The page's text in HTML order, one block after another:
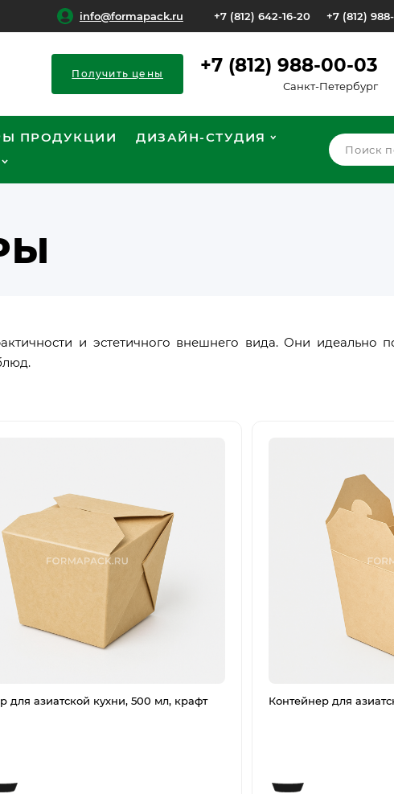
info@formapack.ru +7 (812) 642-16-20 +7 (812)
Получить цены +7 (812) 988-00-03
Санкт-Петербург
ПРОДУКЦИИ
ДИЗАЙН-СТУДИЯ
и эстетичного внешнего вида. Они идеально
для азиатской кухни, 500 мл, крафт Контейнер для